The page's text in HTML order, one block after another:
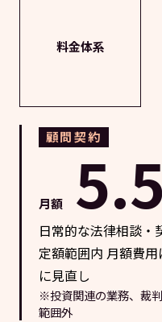
料金体系
顧問契約
月額 5.5
日常的な法律相談・
定額範囲内 月額費
に見直し
※投資関連の業務、裁
範囲外